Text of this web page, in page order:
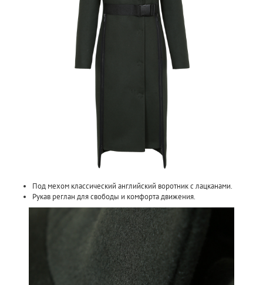
Под мехом классический английский воротник с лацканами.
Рукав реглан для свободы и комфорта движения.